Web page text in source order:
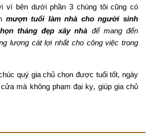
vì bên dưới phần 3 chúng tôi cũng có
mượn tuổi làm nhà cho người sinh
tháng đẹp xây nhà để mang đến
lượng cát lợi nhất cho công việc trọng
quý gia chủ chọn được tuổi tốt, ngày
mà không phạm đại kỵ, giúp gia chủ